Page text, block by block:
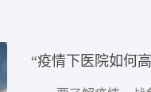
“疫情下医院如何